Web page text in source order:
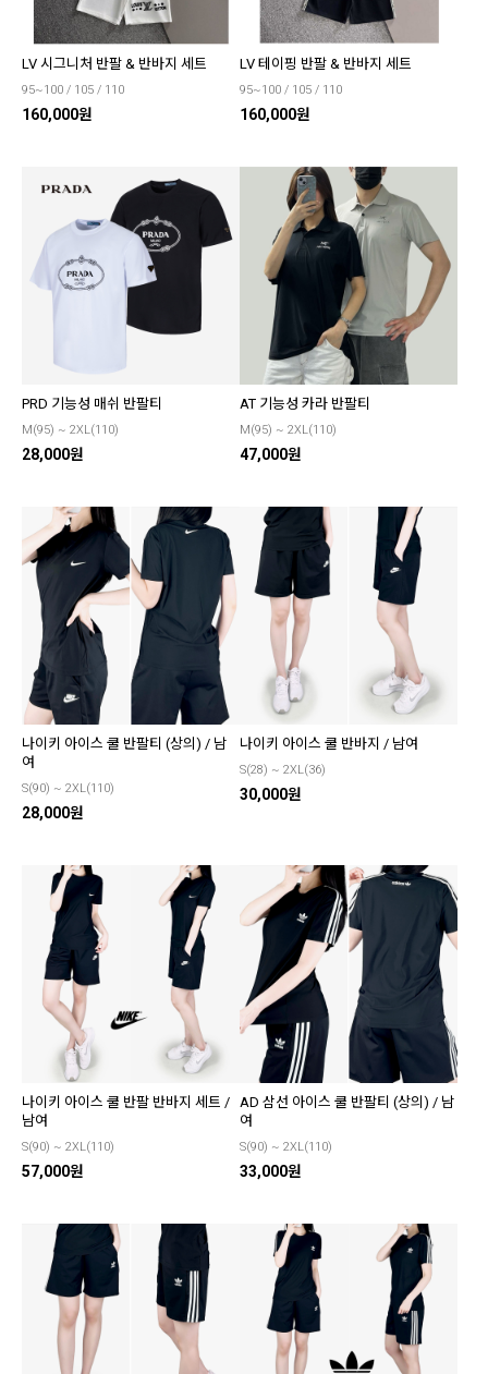
LV 시그니처 반팔 & 반바지 세트
95~100 / 105 / 110
160,000원
LV 테이핑 반팔 & 반바지 세트
95~100 / 105 / 110
160,000원
PRD 기능성 매쉬 반팔티
M(95) ~ 2XL(110)
28,000원
AT 기능성 카라 반팔티
M(95) ~ 2XL(110)
47,000원
나이키 아이스 쿨 반팔티 (상의) / 남
여
S(90) ~ 2XL(110)
28,000원
나이키 아이스 쿨 반바지 / 남여
S(28) ~ 2XL(36)
30,000원
나이키 아이스 쿨 반팔 반바지 세트 /
남여
S(90) ~ 2XL(110)
57,000원
AD 삼선 아이스 쿨 반팔티 (상의) / 남
여
S(90) ~ 2XL(110)
33,000원